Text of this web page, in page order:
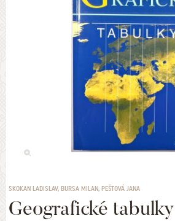
SKOKAN LADISLAV, BURSA MILAN, PEŠTOVÁ JANA
Geografické tabulky